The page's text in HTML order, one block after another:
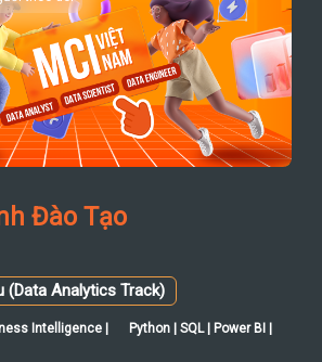
Đào Tạo
(Data Analytics Track)
Intelligence |
Python | SQL | Power BI |